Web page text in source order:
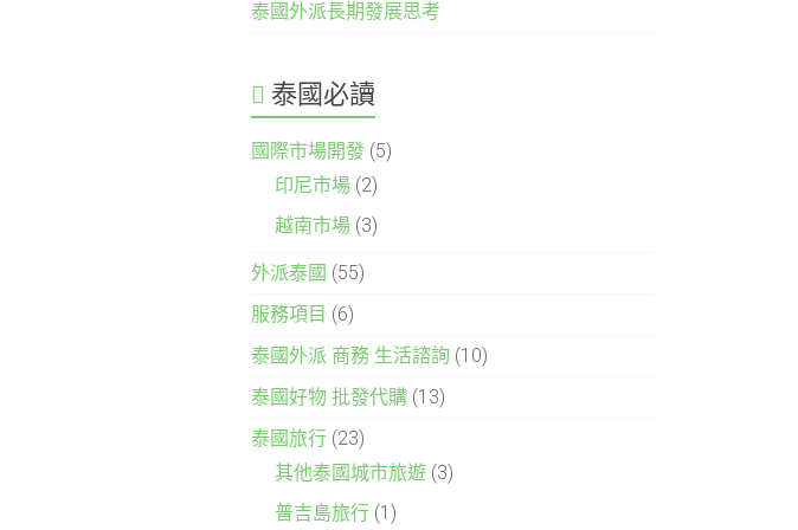
泰國外派長期發展思考
泰國必讀
國際市場開發 (5)
印尼市場 (2)
越南市場 (3)
外派泰國 (55)
服務項目 (6)
泰國外派 商務 生活諮詢 (10)
泰國好物 批發代購 (13)
泰國旅行 (23)
其他泰國城市旅遊 (3)
普吉島旅行 (1)